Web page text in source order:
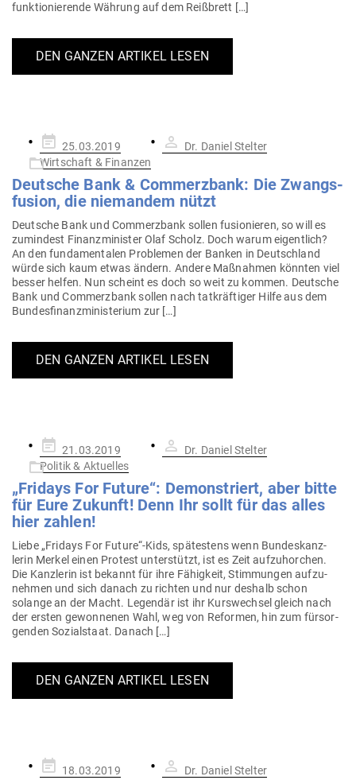
funk­tio­nie­rende Währung auf dem Reißbrett […]
DEN GANZEN ARTIKEL LESEN
Gepostet
am
25.03.2019
Dr. Daniel Stelter
Wirtschaft & Finanzen
Deutsche Bank & Com­merzbank: Die Zwangs­
fusion, die nie­mandem nützt
Deutsche Bank und Com­merzbank sollen fusio­nieren, so will es
zumindest Finanz­mi­nister Olaf Scholz. Doch warum eigentlich?
An den fun­da­men­talen Pro­blemen der Banken in Deutschland
würde sich kaum etwas ändern. Andere Maß­nahmen könnten viel
besser helfen. Nun scheint es doch so weit zu kommen. Deutsche
Bank und Com­merzbank sollen nach tat­kräf­tiger Hilfe aus dem
Bun­des­fi­nanz­mi­nis­terium zur […]
DEN GANZEN ARTIKEL LESEN
Gepostet
am
21.03.2019
Dr. Daniel Stelter
Politik & Aktuelles
„Fridays For Future“: Demons­triert, aber bitte
für Eure Zukunft! Denn Ihr sollt für das alles
hier zahlen!
Liebe „Fridays For Future“-Kids, spä­testens wenn Bun­des­kanz­
lerin Merkel einen Protest unter­stützt, ist es Zeit auf­zu­horchen.
Die Kanz­lerin ist bekannt für ihre Fähigkeit, Stim­mungen auf­zu­
nehmen und sich danach zu richten und nur deshalb schon
solange an der Macht. Legendär ist ihr Kurs­wechsel gleich nach
der ersten gewon­nenen Wahl, weg von Reformen, hin zum für­sor­
genden Sozi­al­staat. Danach […]
DEN GANZEN ARTIKEL LESEN
Gepostet
18.03.2019
Dr. Daniel Stelter